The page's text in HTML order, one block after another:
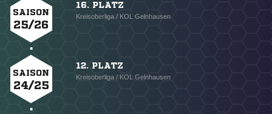
SAISON
25/26
16. PLATZ
Kreisoberliga / KOL Gelnhausen
SAISON
24/25
12. PLATZ
Kreisoberliga / KOL Gelnhausen